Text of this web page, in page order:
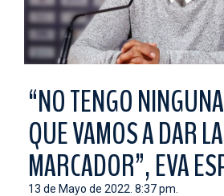
FUERZAS BÁSICAS
RESPONSABILIDAD SOCIAL
TAQUILLA
TIENDA
ESTADIO
PRENSA
CONTACTO
“NO TENGO
QUE VAMOS A DAR
MARCADOR”, EVA
13 de Mayo de 2022. 8:37 pm.